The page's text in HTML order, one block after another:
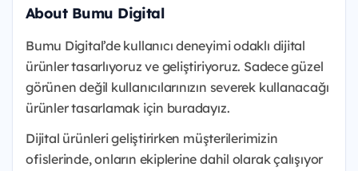
About Bumu Digital
Bumu Digital’de kullanıcı deneyimi odaklı dijital
ürünler tasarlıyoruz ve geliştiriyoruz. Sadece güzel
görünen değil kullanıcılarınızın severek kullanacağı
ürünler tasarlamak için buradayız.
Dijital ürünleri geliştirirken müşterilerimizin
ofislerinde, onların ekiplerine dahil olarak çalışıyor